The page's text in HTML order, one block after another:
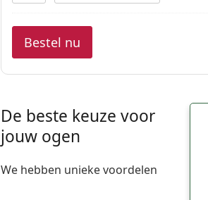
Bestel nu
De beste keuze voor
jouw ogen
We hebben unieke voordelen